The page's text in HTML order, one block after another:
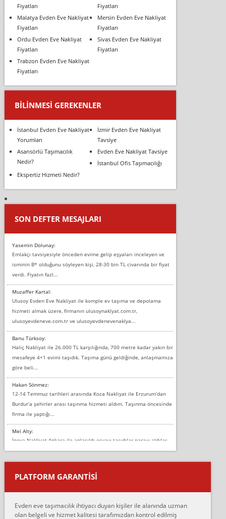
Fiyatları
Fiyatları
Malatya Evden Eve Nakliyat
Fiyatları
Mersin Evden Eve Nakliyat
Fiyatları
Ordu Evden Eve Nakliyat
Fiyatları
Sivas Evden Eve Nakliyat
Fiyatları
Trabzon Evden Eve Nakliyat
Fiyatları
BILINMESI GEREKENLER
İstanbul Evden Eve Nakliyat
Yorumları
İzmir Evden Eve Nakliyat
Tavsiye
Asansörlü Taşımacılık
Nedir?
Evden Eve Nakliyat Tavsiye
İstanbul Ofis Taşımacılığı
Ekspertiz Hizmeti Nedir?
SON DEFTER MESAJLARI
Yasemin Dolunay:
Emlakçı tavsiyesiyle önceden evime gelip eşyaları inceleyen ve
isminin B* olduğunu söyleyen kişi, 28-30 bin TL civarında bir fiyat
verdi. Fiyatın fazl...
Muzaffer Kartal:
Ulusoy Evden Eve Nakliyat ile komple ev taşıma ve depolama
hizmeti almak üzere, firmanın ulusoynaklyat.com.tr,
ulusoyevdeneve.com.tr ve ulusoyevdenevenaklya...
Banu Türksoy:
Haliç Nakliyat ile 26.000 TL karşılığında, 700 metre kadar yakın bir
mesafeye 4+1 evimi taşıdık. Taşıma günü geldiğinde, anlaşmamıza
göre beli...
Hakan Sönmez:
12-14 Temmuz tarihleri arasında Koza Nakliyat ile Erzurum’dan
Burdur’a şehirler arası taşınma hizmeti aldım. Taşınma öncesinde
firma ile yaptığı...
Mel Alty:
İnova Nakliyat Ankara ile anlaşıldı eşyayı taşıdılar parayı aldılar.
Salon duvarına bir baktım birisi boydan alüminyum renkli bantı
yapıştırm...
Murat:
çalıştıklarını, müş...
PLATFORM GARANTİSİ
Evden eve taşımacılık ihtiyacı duyan kişiler ile alanında uzman
olan belgeli ve hizmet kalitesi tarafımızdan kontrol edilmiş